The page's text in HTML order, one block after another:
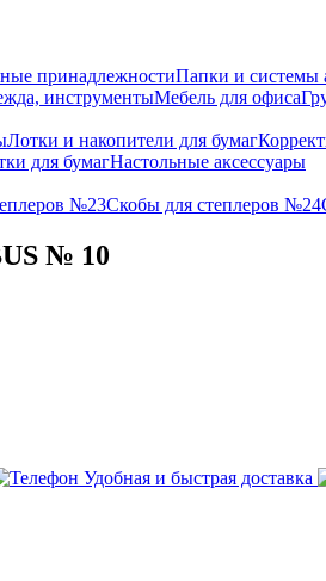
принадлежностиПапки и системы
инструментыМебель для офиса
Лотки и накопители для бумаг
для бумагНастольные аксессуары
№23Скобы для степлеров №24
№ 10
Удобная и быстрая доставка